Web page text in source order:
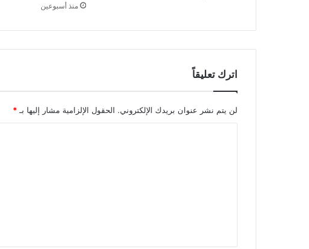
منذ أسبوعين
اترك تعليقاً
لن يتم نشر عنوان بريدك الإلكتروني. الحقول الإلزامية مشار إليها بـ *